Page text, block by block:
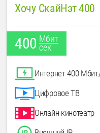
Хочу СкайНэт 400
400 Мбит
сек
Интернет 400
Цифровое ТВ
Онлайн-кинотеатр